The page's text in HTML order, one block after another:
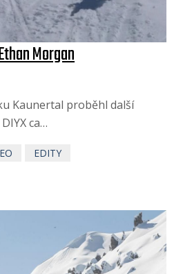
Morgan
Kaunertal proběhl další
ca…
EDITY